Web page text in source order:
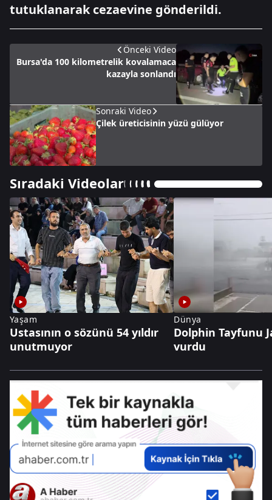
tutuklanarak cezaevine gönderildi.
Önceki Video
Bursa'da 100 kilometrelik kovalamaca
kazayla sonlandı
Sonraki Video
Çilek üreticisinin yüzü gülüyor
Sıradaki Videolar
Yaşam
Ustasının o sözünü 54 yıldır
unutmuyor
Dünya
Dolphin Tayfunu
vurdu